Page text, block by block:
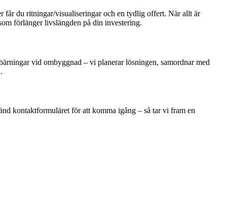
får du ritningar/visualiseringar och en tydlig offert. När allt är
förlänger livslängden på din investering.
vid ombyggnad – vi planerar lösningen, samordnar med
kontaktformuläret för att komma igång – så tar vi fram en